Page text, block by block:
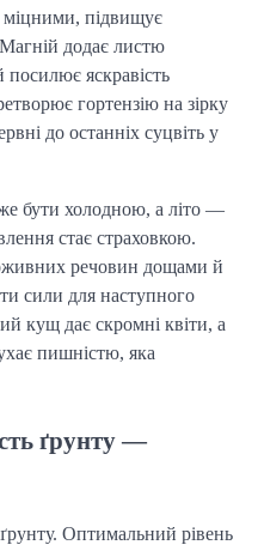
міцними, підвищує
Магній додає листю
посилює яскравість
гортензію на зірку
до останніх суцвіть у
бути холодною, а літо —
стає страховкою.
речовин дощами й
сили для наступного
кущ дає скромні квіти, а
пишністю, яка
ґрунту —
Оптимальний рівень